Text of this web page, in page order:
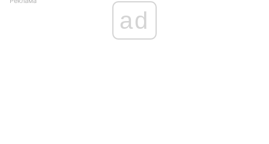
ad